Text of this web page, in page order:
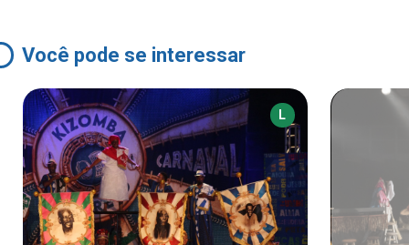
Você pode se interessar
L